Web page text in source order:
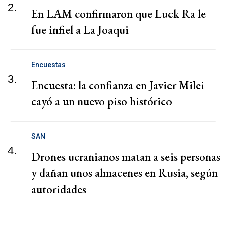
2.
En LAM confirmaron que Luck Ra le
fue infiel a La Joaqui
3.
Encuestas
Encuesta: la confianza en Javier Milei
cayó a un nuevo piso histórico
4.
SAN
Drones ucranianos matan a seis personas
y dañan unos almacenes en Rusia, según
autoridades